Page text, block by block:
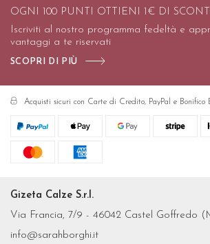
OGNI 100 PUNTI OTTIENI 1€ DI
Iscriviti al nostro programma fedeltà e
vantaggi a te riservati
SCOPRI DI PIÙ
Acquisti sicuri con Carte di Credito, PayPal e Bonifico
Gizeta Calze S.r.l.
Via Francia, 7/9 - 46042 Castel Goffredo
info@sarahborghi.it